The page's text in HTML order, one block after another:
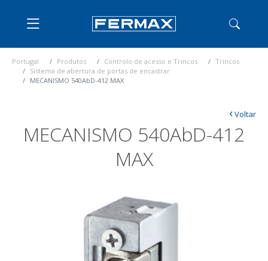
Portugal Produtos Controlo de acesso e Trincos
Trincos
Sistema de abertura de portas de encastrar
MECANISMO 540AbD-412 MAX
MECANISMO 540AbD-412
MAX
‹Voltar